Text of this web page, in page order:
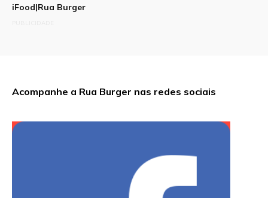
iFood|Rua Burger
Acompanhe a Rua Burger nas redes sociais